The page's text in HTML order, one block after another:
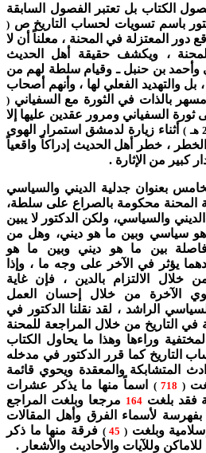
الكتاب بل تعتبر الفصول السابقة
باسم تسويات لحساب التاريخ ص (
المعتزلة في المحنة ، معلناً أن لا
، ويكشف حقيقة أهل الحديث
بن حنبل ـ وقيام سلطة لهم من
والتهديد الفعلي لها ، وأنهم أصحاب
بالذات في الثورة مع السفياني (
السفياني ومرور عقدين عليها إلا
أثناء زيارة لدمشق استمرار الهوى
، خطر أهل الحديث إدراكاً واقعياً
كبير من الإثارة .
بعنوان جدلية الديني والسياسي
المحنة محكومة بالصراع على سلطة،
والسياسي، ولكن الدكتور لا يبين
هو سياسي وبين ما هو ديني، وهل من
بين ما هو ديني وبين ما هو
يؤثر في الآخر على وجه ما ، وإذا
خلال الالتزام بالدين ، فإن غاية
الآخرة من خلال إحسان العمل
الراشد ، لقد نقلنا الدكتور في
التاريخ من خلال المراجعة للمحنة
وراءها وهذا ما يحاول الكتاب
التاريخ كما قرر الدكتور في مدخله
المتشابكة والمعقدة ويحوي قائمة
(
) اسماً منها ما يذكر عشرات
فقد بلغت164 مرجعا وبلغت المراجع
لأسماء الفرق وأهل المقالات
وبلغت (
45
) فرقة منها ما ذكر
وللآيات والأحاديث والأشعار .